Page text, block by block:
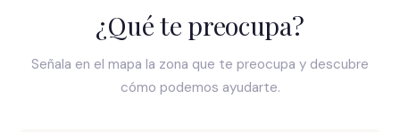
Señala en el mapa la zona que te preocupa y descubre
cómo podemos ayudarte.